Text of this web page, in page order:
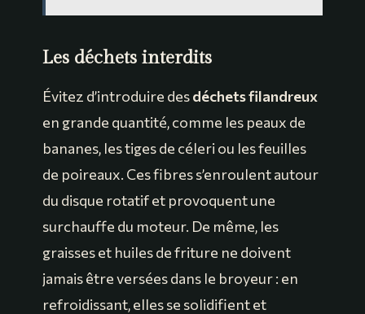
Les déchets interdits
Évitez d’introduire desdéchets filandreux
en grande quantité, comme les peaux de
bananes, les tiges de céleri ou les feuilles
de poireaux. Ces fibres s’enroulent autour
du disque rotatif et provoquent une
surchauffe du moteur. De même, les
graisses et huiles de friture ne doivent
jamais être versées dans le broyeur : en
refroidissant, elles se solidifient et